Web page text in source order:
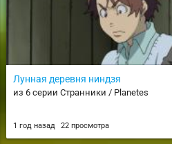
Лунная деревня ниндзя
из 6 серии Странники / Planetes
1 год назад 22 просмотра